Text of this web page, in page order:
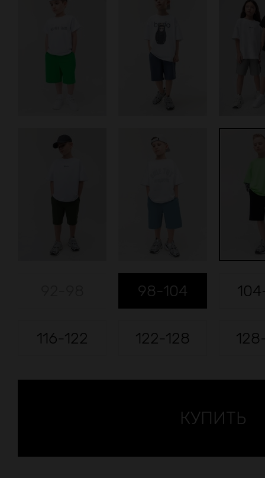
98-104
116-122 122-128